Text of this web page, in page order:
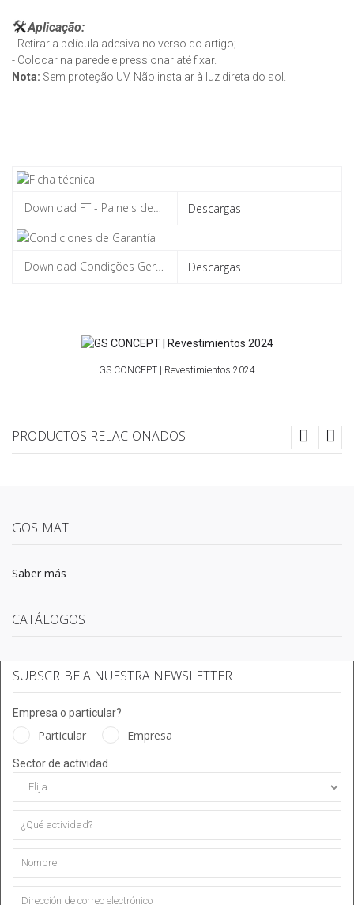
Aplicação:
- Retirar a película adesiva no verso do artigo;
- Colocar na parede e pressionar até fixar.
Nota: Sem proteção UV. Não instalar à luz direta do sol.
Descargas
Descargas
GS CONCEPT | Revestimientos 2024
PRODUCTOS RELACIONADOS
GOSIMAT
Saber más
CATÁLOGOS
SUBSCRIBE A NUESTRA NEWSLETTER
Empresa o particular?
Particular Empresa
Sector de actividad